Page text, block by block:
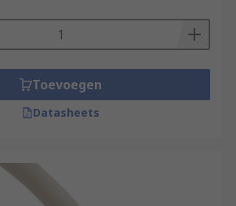
Toevoegen
Datasheets